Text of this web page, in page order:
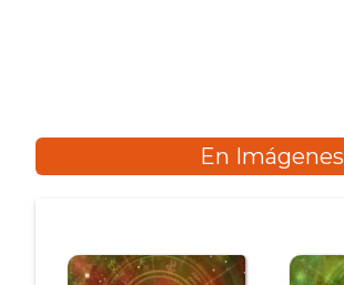
En Imágenes